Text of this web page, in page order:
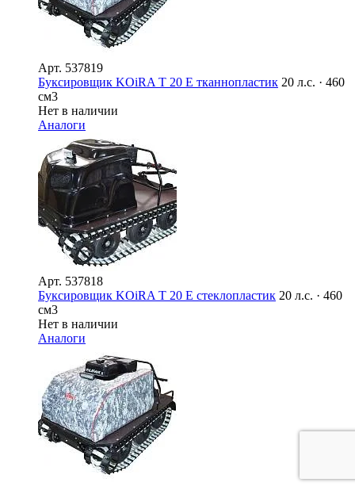
Арт. 537819
Буксировщик KOiRA T 20 E тканнопластик 20 л.с. · 460
см3
Нет в наличии
Аналоги
Арт. 537818
Буксировщик KOiRA T 20 E стеклопластик 20 л.с. · 460
см3
Нет в наличии
Аналоги